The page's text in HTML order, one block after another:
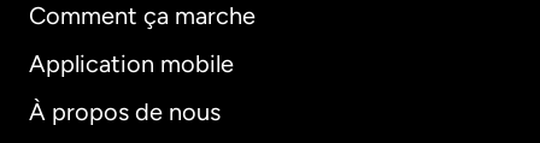
Comment ça marche
Application mobile
À propos de nous